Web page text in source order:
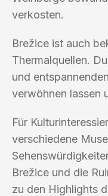
verkosten.
Brežice ist auch
Thermalquellen.
und
verwöhnen lassen
Für
verschiedene
Brežice und die
zu den Highlights